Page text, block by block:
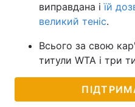
виправдана іїй
великий теніс.
Всього за свою
титули WTA і три